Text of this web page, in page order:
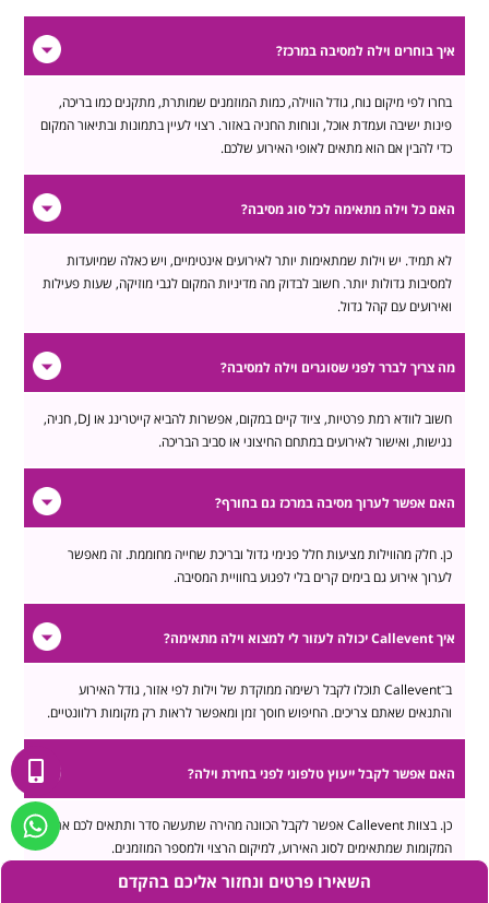
השאירו פרטים ונחזור אליכם בהקדם
איך בוחרים וילה למסיבה במרכז?
בחרו לפי מיקום נוח, גודל הווילה, כמות המוזמנים שמותרת, מתקנים כמו בריכה,
פינות ישיבה ועמדת אוכל, ונוחות החניה באזור. רצוי לעיין בתמונות ובתיאור המקום
כדי להבין אם הוא מתאים לאופי האירוע שלכם.
האם כל וילה מתאימה לכל סוג מסיבה?
לא תמיד. יש וילות שמתאימות יותר לאירועים אינטימיים, ויש כאלה שמיועדות
למסיבות גדולות יותר. חשוב לבדוק מה מדיניות המקום לגבי מוזיקה, שעות פעילות
ואירועים עם קהל גדול.
מה צריך לברר לפני שסוגרים וילה למסיבה?
חשוב לוודא רמת פרטיות, ציוד קיים במקום, אפשרות להביא קייטרינג או DJ, חניה,
נגישות, ואישור לאירועים במתחם החיצוני או סביב הבריכה.
האם אפשר לערוך מסיבה במרכז גם בחורף?
כן. חלק מהווילות מציעות חלל פנימי גדול ובריכת שחייה מחוממת. זה מאפשר
לערוך אירוע גם בימים קרים בלי לפגוע בחוויית המסיבה.
איך Callevent יכולה לעזור לי למצוא וילה מתאימה?
ב־Callevent תוכלו לקבל רשימה ממוקדת של וילות לפי אזור, גודל האירוע
והתנאים שאתם צריכים. החיפוש חוסך זמן ומאפשר לראות רק מקומות רלוונטיים.
האם אפשר לקבל ייעוץ טלפוני לפני בחירת וילה?
כן. בצוות Callevent אפשר לקבל הכוונה מהירה שתעשה סדר ותתאים לכם את
המקומות שמתאימים לסוג האירוע, למיקום הרצוי ולמספר המוזמנים.